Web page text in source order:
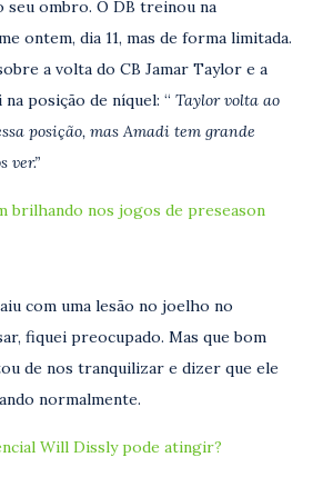
seu ombro. O DB treinou na
ontem, dia 11, mas de forma limitada.
a volta do CB Jamar Taylor e a
posição de níquel: “ Taylor volta ao
posição, mas Amadi tem grande
ver.”
brilhando nos jogos de preseason
com uma lesão no joelho no
fiquei preocupado. Mas que bom
de nos tranquilizar e dizer que ele
normalmente.
Will Dissly pode atingir?